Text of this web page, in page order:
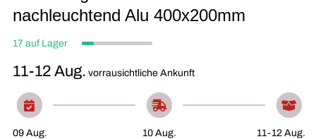
nachleuchtend Alu 400x200mm
17 auf Lager
11-12 Aug. vorrausichtliche Ankunft
09 Aug.
10 Aug.
11-12 Aug.